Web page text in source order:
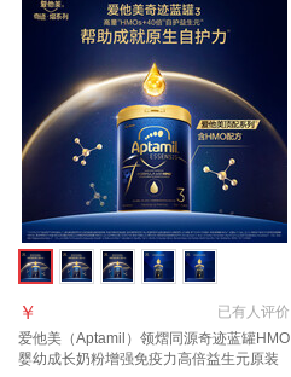
已有人评价
￥
爱他美（Aptamil）领熠同源奇迹蓝罐HMO
婴幼成长奶粉增强免疫力高倍益生元原装